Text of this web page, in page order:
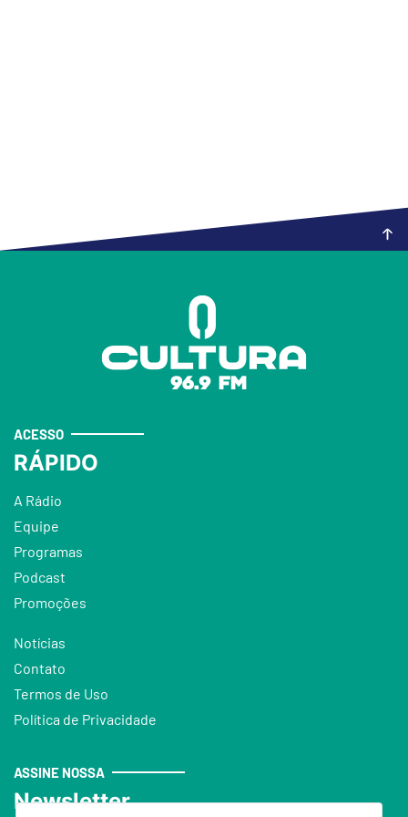
ACESSO
RÁPIDO
A Rádio
Equipe
Programas
Podcast
Promoções
Notícias
Contato
Termos de Uso
Política de Privacidade
ASSINE NOSSA
Newsletter